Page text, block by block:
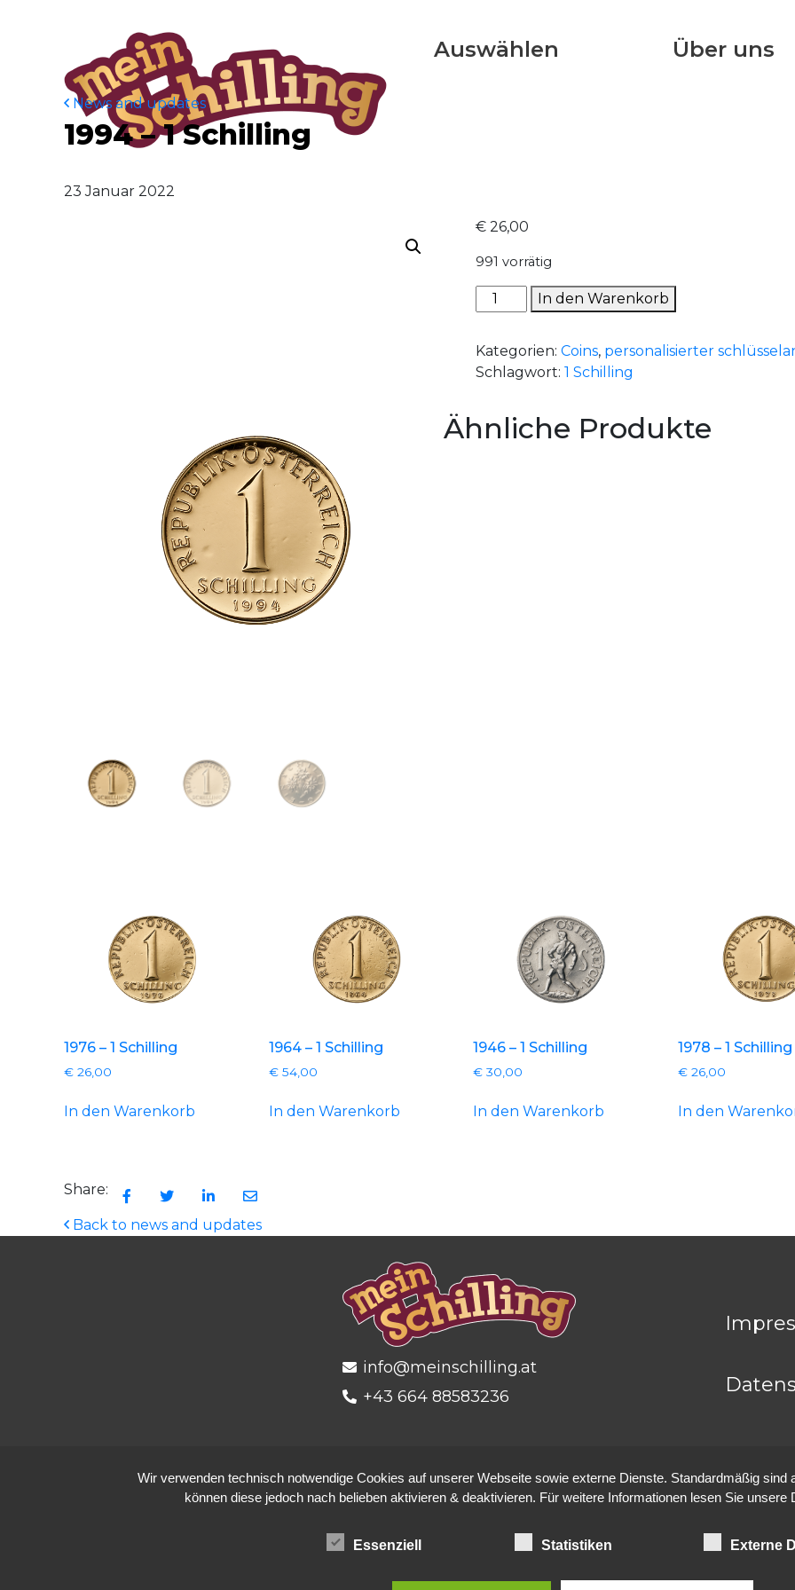
Auswählen Über uns
News and updates
1994 – 1 Schilling
23 Januar 2022
€ 26,00
991 vorrätig
1994
-
Schilling
Menge
In den Warenkorb
Kategorien:Coins, personalisierter
Schlagwort:1 Schilling
Ähnliche Produkte
1976 – 1 Schilling
€ 26,00
In den Warenkorb
1964 – 1 Schilling
€54,00
In den Warenkorb
1946 – 1 Schilling
€ 30,00
In den Warenkorb
1978 – 1 Schilling
€ 26,00
In den
Share:
Back to news and updates
info@meinschilling.at
+43 664 88583236
Wir verwenden technisch notwendige Cookies auf unserer Webseite sowie externe Dienste. Standardmäßig sind
können diese jedoch nach belieben aktivieren & deaktivieren. Für weitere Informationen lesen Sie
Essenziell Statistiken Externe